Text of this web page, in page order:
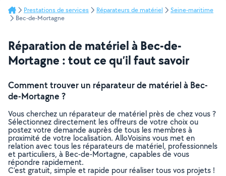
Prestations de services Réparateurs de matériel
Seine-maritime
Bec-de-Mortagne
Réparation de matériel à Bec-de-
Mortagne : tout ce qu’il faut savoir
Comment trouver un réparateur de matériel à Bec-
de-Mortagne ?
Vous cherchez un réparateur de matériel près de chez vous ?
Sélectionnez directement les offreurs de votre choix ou
postez votre demande auprès de tous les membres à
proximité de votre localisation. AlloVoisins vous met en
relation avec tous les réparateurs de matériel, professionnels
et particuliers, à Bec-de-Mortagne, capables de vous
répondre rapidement.
C’est gratuit, simple et rapide pour réaliser tous vos projets !